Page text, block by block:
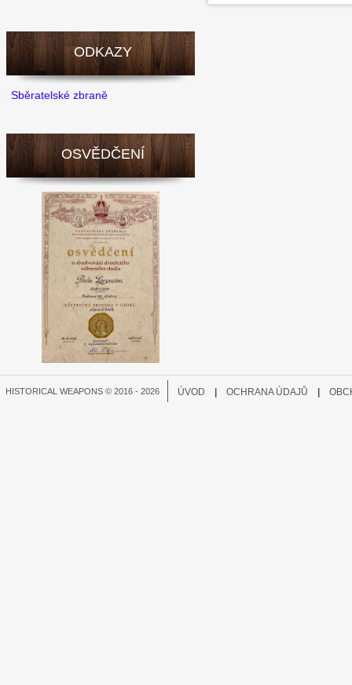
ODKAZY
Sběratelské zbraně
OSVĚDČENÍ
HISTORICAL WEAPONS © 2016 - 2026 ÚVOD OCHRANA ÚDAJŮ